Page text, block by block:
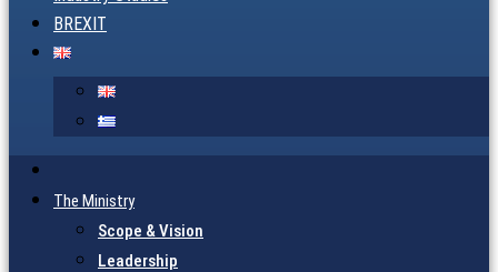
BREXIT
The Ministry
Scope & Vision
Leadership